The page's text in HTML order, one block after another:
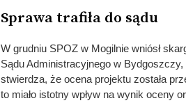
Sprawa trafiła do sądu
W grudniu SPOZ w Mogilnie wniósł
Sądu Administracyjnego w
stwierdza, że ocena projektu została
to miało istotny wpływ na wynik oceny